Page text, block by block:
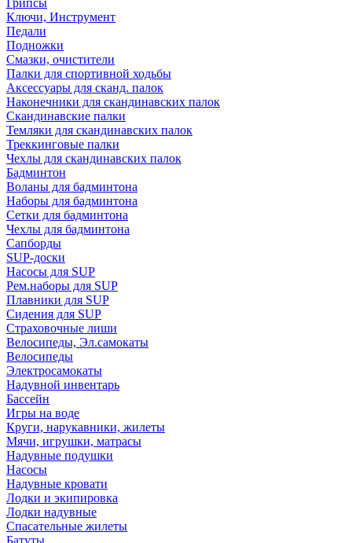
Грипсы
Ключи, Инструмент
Педали
Подножки
Смазки, очистители
Палки для спортивной ходьбы
Аксессуары для сканд. палок
Наконечники для скандинавских палок
Скандинавские палки
Темляки для скандинавских палок
Треккинговые палки
Чехлы для скандинавских палок
Бадминтон
Воланы для бадминтона
Наборы для бадминтона
Сетки для бадминтона
Чехлы для бадминтона
Сапборды
SUP-доски
Насосы для SUP
Рем.наборы для SUP
Плавники для SUP
Сидения для SUP
Страховочные лиши
Велосипеды, Эл.самокаты
Велосипеды
Электросамокаты
Надувной инвентарь
Бассейн
Игры на воде
Круги, нарукавники, жилеты
Мячи, игрушки, матрасы
Надувные подушки
Насосы
Надувные кровати
Лодки и экипировка
Лодки надувные
Спасательные жилеты
Батуты